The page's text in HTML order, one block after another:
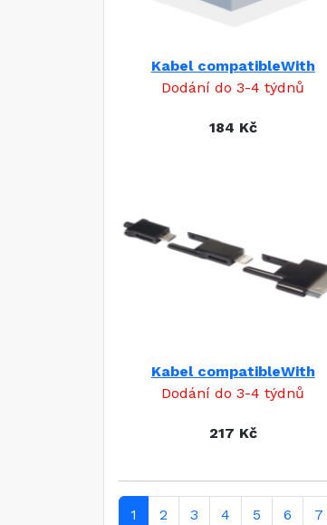
Kabel compatibleWith
Dodání do 3-4 týdnů
184 Kč
Kabel compatibleWith
Dodání do 3-4 týdnů
217 Kč
1 2 3 4 5 6 7